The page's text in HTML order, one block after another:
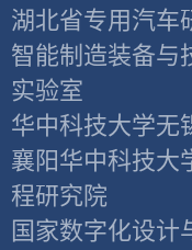
湖北省专用汽车
智能制造装备与
实验室
华中科技大学无
襄阳华中科技大
程研究院
国家数字化设计